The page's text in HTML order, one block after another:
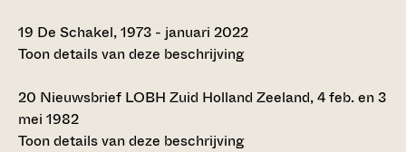
19 De Schakel, 1973 - januari 2022
Toon details van deze beschrijving
20 Nieuwsbrief LOBH Zuid Holland Zeeland, 4 feb. en 3
mei 1982
Toon details van deze beschrijving